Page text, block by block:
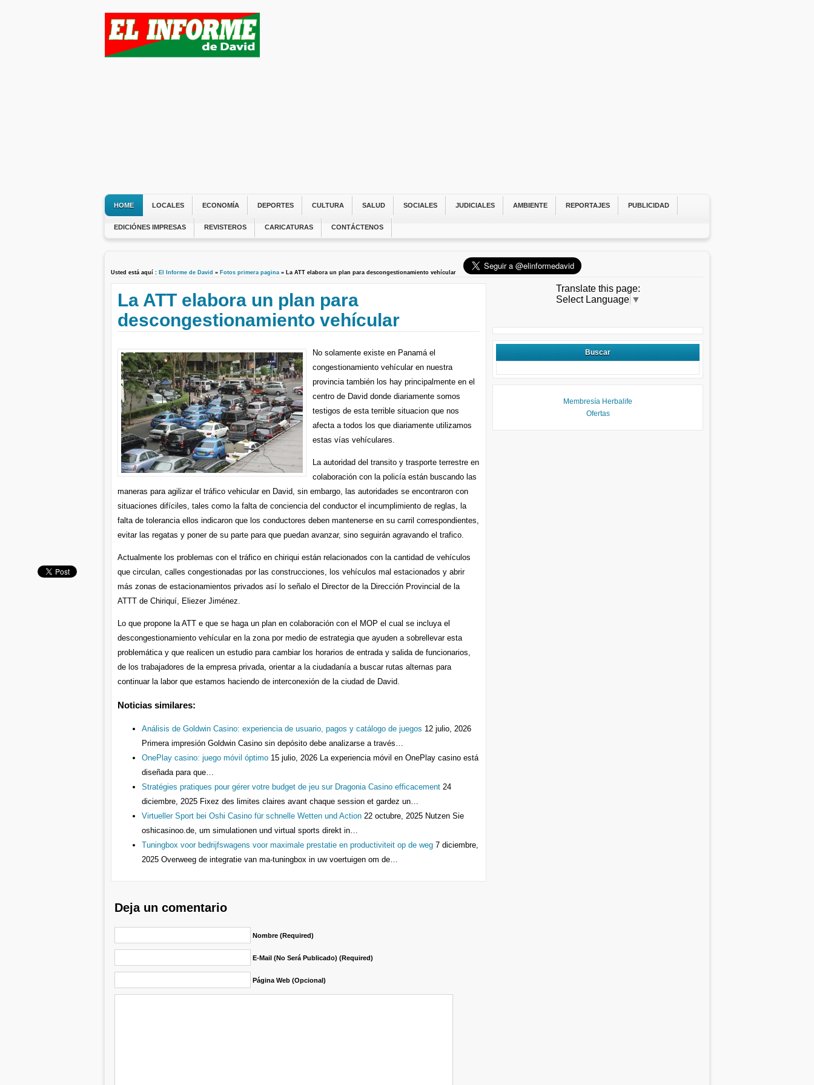
HOME LOCALES ECONOMÍA DEPORTES CULTURA SALUD SOCIALES JUDICIALES AMBIENTE REPORTAJES PUBLICIDAD
EDICIÓNES IMPRESAS REVISTEROS CARICATURAS CONTÁCTENOS
Usted está aquí : El Informe de David » Fotos primera pagina » La ATT elabora un plan para descongestionamiento vehícular
La ATT elabora un plan para
descongestionamiento vehícular
No solamente existe en Panamá el
congestionamiento vehícular en nuestra
provincia también los hay principalmente en el
centro de David donde diariamente somos
testigos de esta terrible situacion que nos
afecta a todos los que diariamente utilizamos
estas vías vehículares.
La autoridad del transito y trasporte terrestre en
colaboración con la policía están buscando las
maneras para agilizar el tráfico vehicular en David, sin embargo, las autoridades se encontraron con
situaciones difíciles, tales como la falta de conciencia del conductor el incumplimiento de reglas, la
falta de tolerancia ellos indicaron que los conductores deben mantenerse en su carril correspondientes,
evitar las regatas y poner de su parte para que puedan avanzar, sino seguirán agravando el trafico.
Actualmente los problemas con el tráfico en chiriqui están relacionados con la cantidad de vehículos
que circulan, calles congestionadas por las construcciones, los vehículos mal estacionados y abrir
más zonas de estacionamientos privados así lo señalo el Director de la Dirección Provincial de la
ATTT de Chiriquí, Eliezer Jiménez.
Lo que propone la ATT e que se haga un plan en colaboración con el MOP el cual se incluya el
descongestionamiento vehícular en la zona por medio de estrategia que ayuden a sobrellevar esta
problemática y que realicen un estudio para cambiar los horarios de entrada y salida de funcionarios,
de los trabajadores de la empresa privada, orientar a la ciudadanía a buscar rutas alternas para
continuar la labor que estamos haciendo de interconexión de la ciudad de David.
Noticias similares:
Análisis de Goldwin Casino: experiencia de usuario, pagos y catálogo de juegos 12 julio, 2026
Primera impresión Goldwin Casino sin depósito debe analizarse a través…
OnePlay casino: juego móvil óptimo 15 julio, 2026 La experiencia móvil en OnePlay casino está
diseñada para que…
Stratégies pratiques pour gérer votre budget de jeu sur Dragonia Casino efficacement 24
diciembre, 2025 Fixez des limites claires avant chaque session et gardez un…
Virtueller Sport bei Oshi Casino für schnelle Wetten und Action 22 octubre, 2025 Nutzen Sie
oshicasinoo.de, um simulationen und virtual sports direkt in…
Tuningbox voor bedrijfswagens voor maximale prestatie en productiviteit op de weg 7 diciembre,
2025 Overweeg de integratie van ma-tuningbox in uw voertuigen om de…
Deja un comentario
Nombre (required)
E-Mail (no Será Publicado) (required)
Página Web (opcional)
Translate this page:
Select Language ▼
Buscar
Membresía Herbalife
Ofertas